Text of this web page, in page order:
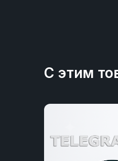
С этим